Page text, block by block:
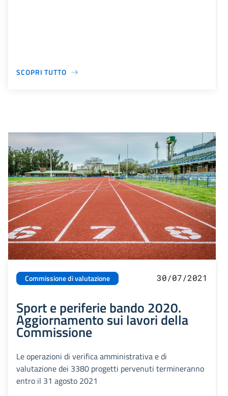
SCOPRI TUTTO
Commissione di valutazione 30/07/2021
Sport e periferie bando 2020.
Aggiornamento sui lavori della
Commissione
Le operazioni di verifica amministrativa e di
valutazione dei 3380 progetti pervenuti termineranno
entro il 31 agosto 2021